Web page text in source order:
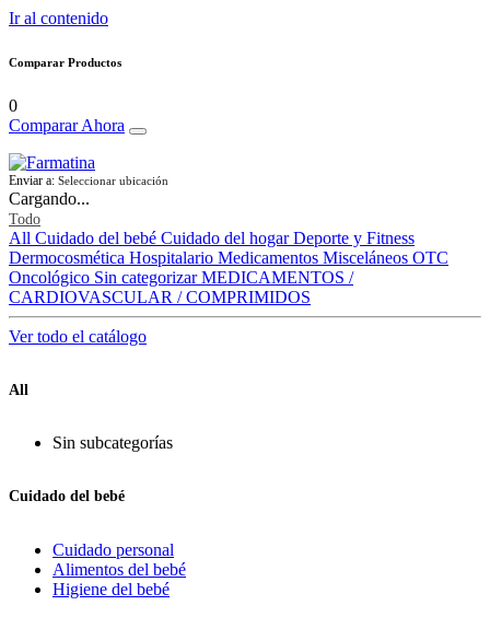
Ir al contenido
Comparar Productos
0
Comparar Ahora
Enviar a: Seleccionar ubicación
Cargando...
Todo
All Cuidado del bebé Cuidado del hogar Deporte y Fitness
Dermocosmética Hospitalario Medicamentos Misceláneos OTC
Oncológico Sin categorizar MEDICAMENTOS /
CARDIOVASCULAR / COMPRIMIDOS
Ver todo el catálogo
All
Sin subcategorías
Cuidado del bebé
Cuidado personal
Alimentos del bebé
Higiene del bebé